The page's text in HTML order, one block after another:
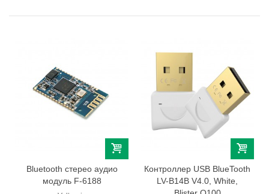
Bluetooth стерео аудио
модуль F-6188
Контроллер USB BlueTooth
LV-B14B V4.0, White,